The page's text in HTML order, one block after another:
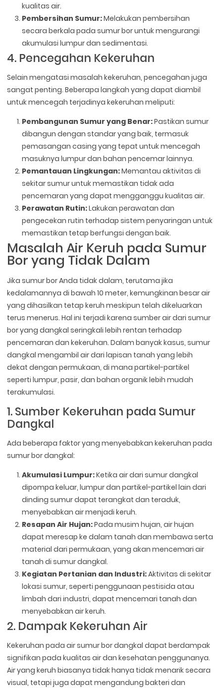
kualitas air.
Pembersihan Sumur:Melakukan pembersihan
secara berkala pada sumur bor untuk mengurangi
akumulasi lumpur dan sedimentasi.
4. Pencegahan Kekeruhan
Selain mengatasi masalah kekeruhan, pencegahan juga
sangat penting. Beberapa langkah yang dapat diambil
untuk mencegah terjadinya kekeruhan meliputi:
Pembangunan Sumur yang Benar:Pastikan sumur
dibangun dengan standar yang baik, termasuk
pemasangan casing yang tepat untuk mencegah
masuknya lumpur dan bahan pencemar lainnya.
Pemantauan Lingkungan:Memantau aktivitas di
sekitar sumur untuk memastikan tidak ada
pencemaran yang dapat mengganggu kualitas air.
Perawatan Rutin:Lakukan perawatan dan
pengecekan rutin terhadap sistem penyaringan untuk
memastikan tetap berfungsi dengan baik.
Masalah Air Keruh pada Sumur
Bor yang Tidak Dalam
Jika sumur bor Anda tidak dalam, terutama jika
kedalamannya di bawah 10 meter, kemungkinan besar air
yang dihasilkan tetap keruh meskipun telah dikeluarkan
terus menerus. Hal ini terjadi karena sumber air dari sumur
bor yang dangkal seringkali lebih rentan terhadap
pencemaran dan kekeruhan. Dalam banyak kasus, sumur
dangkal mengambil air dari lapisan tanah yang lebih
dekat dengan permukaan, di mana partikel-partikel
seperti lumpur, pasir, dan bahan organik lebih mudah
terakumulasi.
1. Sumber Kekeruhan pada Sumur
Dangkal
Ada beberapa faktor yang menyebabkan kekeruhan pada
sumur bor dangkal:
Akumulasi Lumpur:Ketika air dari sumur dangkal
dipompa keluar, lumpur dan partikel-partikel lain dari
dinding sumur dapat terangkat dan teraduk,
menyebabkan air menjadi keruh.
Resapan Air Hujan:Pada musim hujan, air hujan
dapat meresap ke dalam tanah dan membawa serta
material dari permukaan, yang akan mencemari air
tanah di sumur dangkal.
Kegiatan Pertanian dan Industri:Aktivitas di sekitar
lokasi sumur, seperti penggunaan pestisida atau
limbah dari industri, dapat mencemari tanah dan
menyebabkan air keruh.
2. Dampak Kekeruhan Air
Kekeruhan pada air sumur bor dangkal dapat berdampak
signifikan pada kualitas air dan kesehatan penggunanya.
Air yang keruh biasanya tidak hanya tidak menarik secara
visual, tetapi juga dapat mengandung bakteri dan